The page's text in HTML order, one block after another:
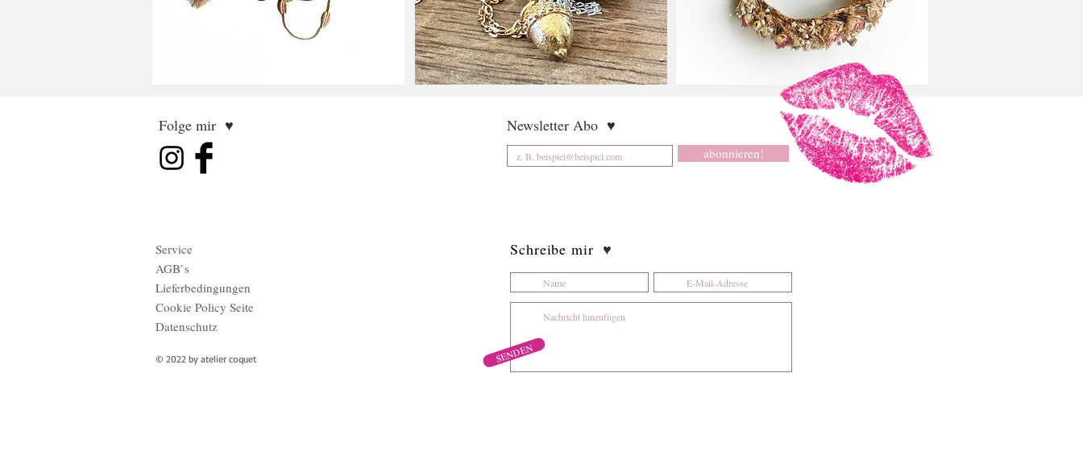
Folge mir ♥
Service
AGB`s
Lieferbedingungen
Cookie Policy Seite
Datenschutz
© 2022 by atelier coquet
Newsletter Abo ♥
abonnieren!
Schreibe mir ♥
SENDEN